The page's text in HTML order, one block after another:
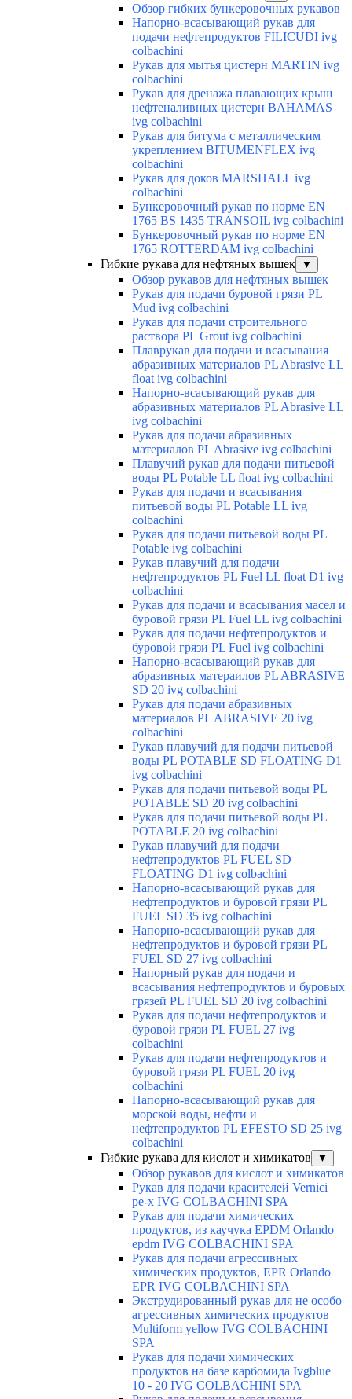
Обзор гибких бункеровочных рукавов
Напорно-всасывающий рукав для
подачи нефтепродуктов FILICUDI ivg
colbachini
Рукав для мытья цистерн MARTIN ivg
colbachini
Рукав для дренажа плавающих крыш
нефтеналивных цистерн BAHAMAS
ivg colbachini
Рукав для битума с металлическим
укреплением BITUMENFLEX ivg
colbachini
Рукав для доков MARSHALL ivg
colbachini
Бункеровочный рукав по норме EN
1765 BS 1435 TRANSOIL ivg colbachini
Бункеровочный рукав по норме EN
1765 ROTTERDAM ivg colbachini
Гибкие рукава для нефтяных вышек
▼
Обзор рукавов для нефтяных вышек
Рукав для подачи буровой грязи PL
Mud ivg colbachini
Рукав для подачи строительного
раствора PL Grout ivg colbachini
Плаврукав для подачи и всасывания
абразивных материалов PL Abrasive LL
float ivg colbachini
Напорно-всасывающий рукав для
абразивных материалов PL Abrasive LL
ivg colbachini
Рукав для подачи абразивных
материалов PL Abrasive ivg colbachini
Плавучий рукав для подачи питьевой
воды PL Potable LL float ivg colbachini
Рукав для подачи и всасывания
питьевой воды PL Potable LL ivg
colbachini
Рукав для подачи питьевой воды PL
Potable ivg colbachini
Рукав плавучий для подачи
нефтепродуктов PL Fuel LL float D1 ivg
colbachini
Рукав для подачи и всасывания масел и
буровой грязи PL Fuel LL ivg colbachini
Рукав для подачи нефтепродуктов и
буровой грязи PL Fuel ivg colbachini
Напорно-всасывающий рукав для
абразивных матераилов PL ABRASIVE
SD 20 ivg colbachini
Рукав для подачи абразивных
материалов PL ABRASIVE 20 ivg
colbachini
Рукав плавучий для подачи питьевой
воды PL POTABLE SD FLOATING D1
ivg colbachini
Рукав для подачи питьевой воды PL
POTABLE SD 20 ivg colbachini
Рукав для подачи питьевой воды PL
POTABLE 20 ivg colbachini
Рукав плавучий для подачи
нефтепродуктов PL FUEL SD
FLOATING D1 ivg colbachini
Напорно-всасывающий рукав для
нефтепродуктов и буровой грязи PL
FUEL SD 35 ivg colbachini
Напорно-всасывающий рукав для
нефтепродуктов и буровой грязи PL
FUEL SD 27 ivg colbachini
Напорный рукав для подачи и
всасывания нефтепродуктов и буровых
грязей PL FUEL SD 20 ivg colbachini
Рукав для подачи нефтепродуктов и
буровой грязи PL FUEL 27 ivg
colbachini
Рукав для подачи нефтепродуктов и
буровой грязи PL FUEL 20 ivg
colbachini
Напорно-всасывающий рукав для
морской воды, нефти и
нефтепродуктов PL EFESTO SD 25 ivg
colbachini
Гибкие рукава для кислот и химикатов
▼
Обзор рукавов для кислот и химикатов
Рукав для подачи красителей Vernici
pe-x IVG COLBACHINI SPA
Рукав для подачи химических
продуктов, из каучука EPDM Orlando
epdm IVG COLBACHINI SPA
Рукав для подачи агрессивных
химических продуктов, EPR Orlando
EPR IVG COLBACHINI SPA
Экструдированный рукав для не особо
агрессивных химических продуктов
Multiform yellow IVG COLBACHINI
SPA
Рукав для подачи химических
продуктов на базе карбомида Ivgblue
10 - 20 IVG COLBACHINI SPA